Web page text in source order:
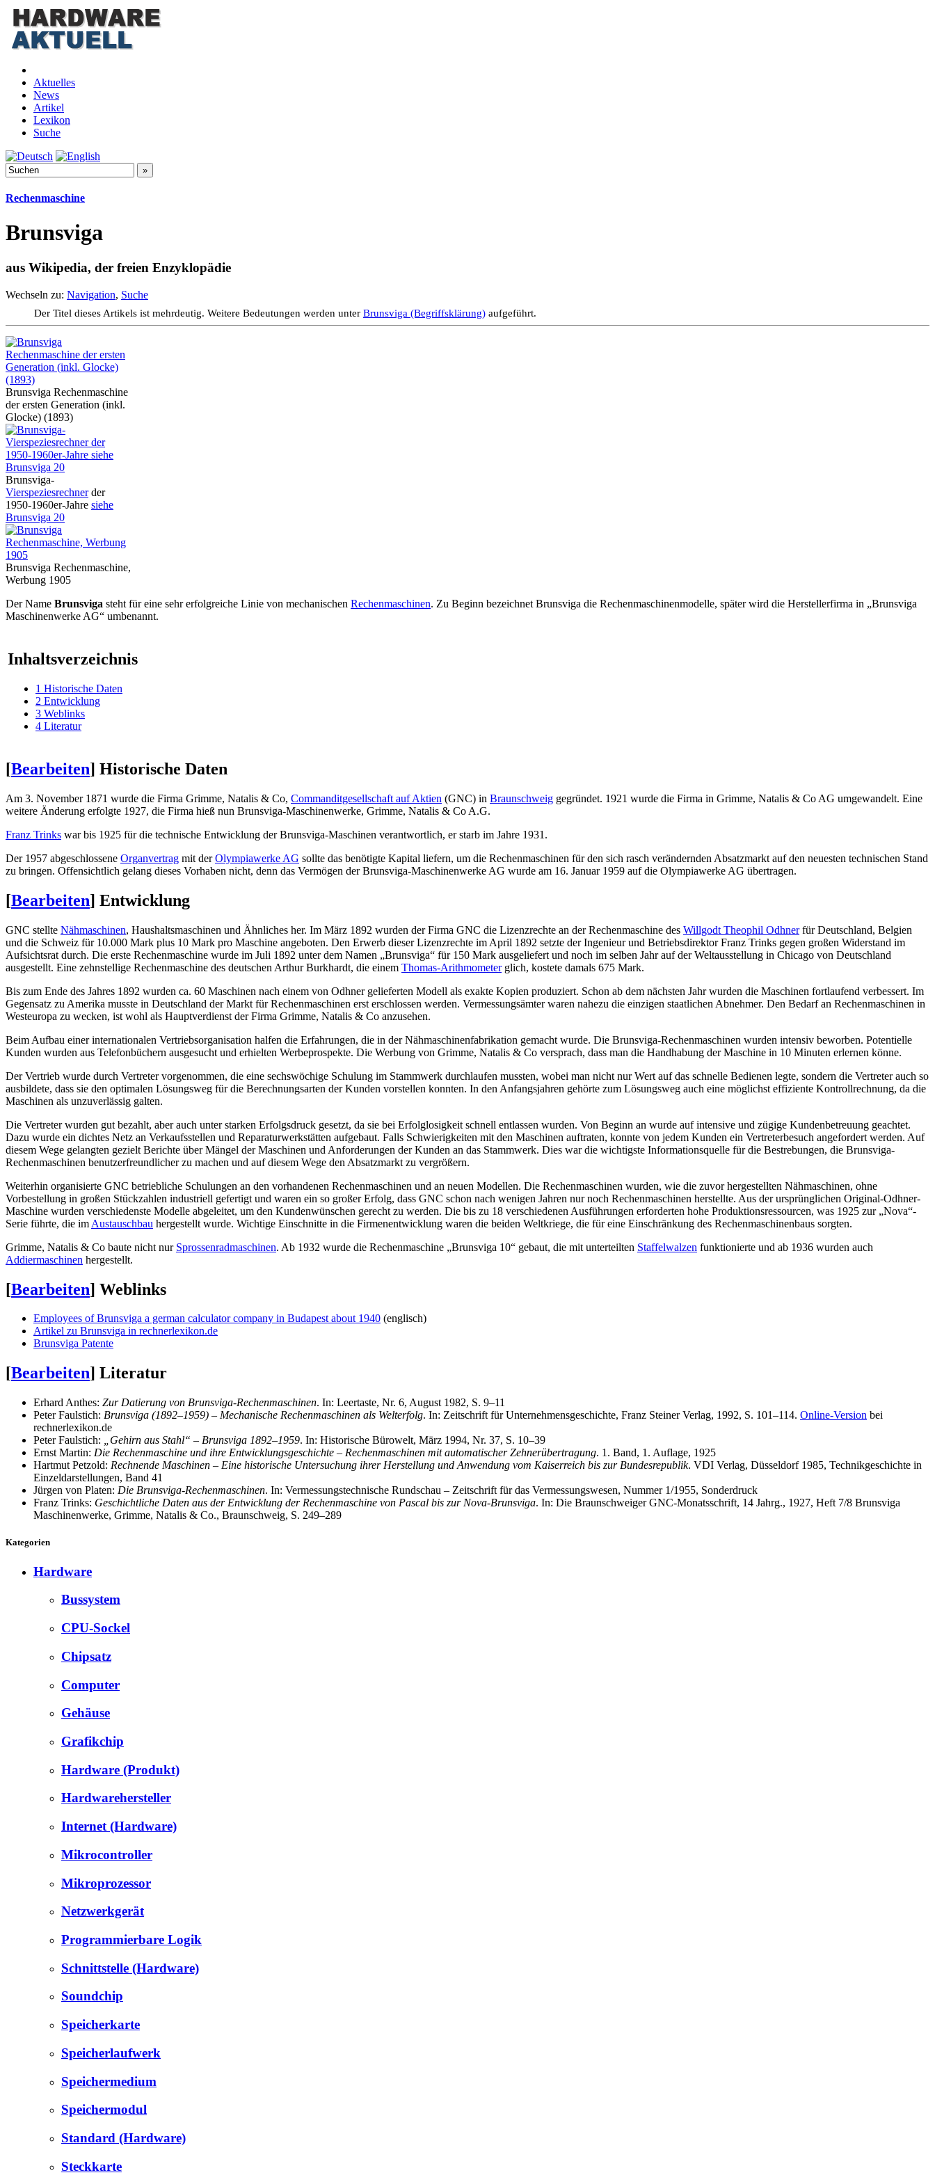
Aktuelles
News
Artikel
Lexikon
Suche
Rechenmaschine
Brunsviga
aus Wikipedia, der freien Enzyklopädie
Wechseln zu: Navigation, Suche
Der Titel dieses Artikels ist mehrdeutig. Weitere Bedeutungen werden unter Brunsviga (Begriffsklärung) aufgeführt.
Brunsviga Rechenmaschine
der ersten Generation (inkl.
Glocke) (1893)
Brunsviga-
Vierspeziesrechnerder
1950-1960er-Jahre siehe
Brunsviga 20
Brunsviga Rechenmaschine,
Werbung 1905
Der Name Brunsviga steht für eine sehr erfolgreiche Linie von mechanischen Rechenmaschinen. Zu Beginn bezeichnet Brunsviga die Rechenmaschinenmodelle, später wird die Herstellerfirma in „Brunsviga
Maschinenwerke AG“ umbenannt.
Inhaltsverzeichnis
1 Historische Daten
2 Entwicklung
3 Weblinks
4 Literatur
[Bearbeiten] Historische Daten
Am 3. November 1871 wurde die Firma Grimme, Natalis & Co, Commanditgesellschaft auf Aktien (GNC) in Braunschweig gegründet. 1921 wurde die Firma in Grimme, Natalis & Co AG umgewandelt. Eine
weitere Änderung erfolgte 1927, die Firma hieß nun Brunsviga-Maschinenwerke, Grimme, Natalis & Co A.G.
Franz Trinks war bis 1925 für die technische Entwicklung der Brunsviga-Maschinen verantwortlich, er starb im Jahre 1931.
Der 1957 abgeschlossene Organvertrag mit derOlympiawerke AG sollte das benötigte Kapital liefern, um die Rechenmaschinen für den sich rasch verändernden Absatzmarkt auf den neuesten technischen Stand
zu bringen. Offensichtlich gelang dieses Vorhaben nicht, denn das Vermögen der Brunsviga-Maschinenwerke AG wurde am 16. Januar 1959 auf die Olympiawerke AG übertragen.
[Bearbeiten] Entwicklung
GNC stellte Nähmaschinen, Haushaltsmaschinen und Ähnliches her. Im März 1892 wurden der Firma GNC die Lizenzrechte an der Rechenmaschine des Willgodt Theophil Odhnerfür Deutschland, Belgien
und die Schweiz für 10.000 Mark plus 10 Mark pro Maschine angeboten. Den Erwerb dieser Lizenzrechte im April 1892 setzte der Ingenieur und Betriebsdirektor Franz Trinks gegen großen Widerstand im
Aufsichtsrat durch. Die erste Rechenmaschine wurde im Juli 1892 unter dem Namen „Brunsviga“ für 150 Mark ausgeliefert und noch im selben Jahr auf der Weltausstellung in Chicago von Deutschland
ausgestellt. Eine zehnstellige Rechenmaschine des deutschen Arthur Burkhardt, die einem Thomas-Arithmometerglich, kostete damals 675 Mark.
Bis zum Ende des Jahres 1892 wurden ca. 60 Maschinen nach einem von Odhner gelieferten Modell als exakte Kopien produziert. Schon ab dem nächsten Jahr wurden die Maschinen fortlaufend verbessert. Im
Gegensatz zu Amerika musste in Deutschland der Markt für Rechenmaschinen erst erschlossen werden. Vermessungsämter waren nahezu die einzigen staatlichen Abnehmer. Den Bedarf an Rechenmaschinen in
Westeuropa zu wecken, ist wohl als Hauptverdienst der Firma Grimme, Natalis & Co anzusehen.
Beim Aufbau einer internationalen Vertriebsorganisation halfen die Erfahrungen, die in der Nähmaschinenfabrikation gemacht wurde. Die Brunsviga-Rechenmaschinen wurden intensiv beworben. Potentielle
Kunden wurden aus Telefonbüchern ausgesucht und erhielten Werbeprospekte. Die Werbung von Grimme, Natalis & Co versprach, dass man die Handhabung der Maschine in 10 Minuten erlernen könne.
Der Vertrieb wurde durch Vertreter vorgenommen, die eine sechswöchige Schulung im Stammwerk durchlaufen mussten, wobei man nicht nur Wert auf das schnelle Bedienen legte, sondern die Vertreter auch so
ausbildete, dass sie den optimalen Lösungsweg für die Berechnungsarten der Kunden vorstellen konnten. In den Anfangsjahren gehörte zum Lösungsweg auch eine möglichst effiziente Kontrollrechnung, da die
Maschinen als unzuverlässig galten.
Die Vertreter wurden gut bezahlt, aber auch unter starken Erfolgsdruck gesetzt, da sie bei Erfolglosigkeit schnell entlassen wurden. Von Beginn an wurde auf intensive und zügige Kundenbetreuung geachtet.
Dazu wurde ein dichtes Netz an Verkaufsstellen und Reparaturwerkstätten aufgebaut. Falls Schwierigkeiten mit den Maschinen auftraten, konnte von jedem Kunden ein Vertreterbesuch angefordert werden. Auf
diesem Wege gelangten gezielt Berichte über Mängel der Maschinen und Anforderungen der Kunden an das Stammwerk. Dies war die wichtigste Informationsquelle für die Bestrebungen, die Brunsviga-
Rechenmaschinen benutzerfreundlicher zu machen und auf diesem Wege den Absatzmarkt zu vergrößern.
Weiterhin organisierte GNC betriebliche Schulungen an den vorhandenen Rechenmaschinen und an neuen Modellen. Die Rechenmaschinen wurden, wie die zuvor hergestellten Nähmaschinen, ohne
Vorbestellung in großen Stückzahlen industriell gefertigt und waren ein so großer Erfolg, dass GNC schon nach wenigen Jahren nur noch Rechenmaschinen herstellte. Aus der ursprünglichen Original-Odhner-
Maschine wurden verschiedenste Modelle abgeleitet, um den Kundenwünschen gerecht zu werden. Die bis zu 18 verschiedenen Ausführungen erforderten hohe Produktionsressourcen, was 1925 zur „Nova“-
Serie führte, die im Austauschbau hergestellt wurde. Wichtige Einschnitte in die Firmenentwicklung waren die beiden Weltkriege, die für eine Einschränkung des Rechenmaschinenbaus sorgten.
Grimme, Natalis & Co baute nicht nur Sprossenradmaschinen. Ab 1932 wurde die Rechenmaschine „Brunsviga 10“ gebaut, die mit unterteilten Staffelwalzen funktionierte und ab 1936 wurden auch
Addiermaschinen hergestellt.
[Bearbeiten] Weblinks
Employees of Brunsviga a german calculator company in Budapest about 1940 (englisch)
Artikel zu Brunsviga in rechnerlexikon.de
Brunsviga Patente
[Bearbeiten] Literatur
Erhard Anthes: Zur Datierung von Brunsviga-Rechenmaschinen. In: Leertaste, Nr. 6, August 1982, S. 9–11
Peter Faulstich: Brunsviga (1892–1959) – Mechanische Rechenmaschinen als Welterfolg. In: Zeitschrift für Unternehmensgeschichte, Franz Steiner Verlag, 1992, S. 101–114. Online-Version bei
rechnerlexikon.de
Peter Faulstich:
„Gehirn aus Stahl“ – Brunsviga 1892–1959. In: Historische Bürowelt, März 1994, Nr. 37, S. 10–39
Ernst Martin: Die Rechenmaschine und ihre Entwicklungsgeschichte – Rechenmaschinen mit automatischer Zehnerübertragung. 1. Band, 1. Auflage, 1925
Hartmut Petzold: Rechnende Maschinen – Eine historische Untersuchung ihrer Herstellung und Anwendung vom Kaiserreich bis zur Bundesrepublik. VDI Verlag, Düsseldorf 1985, Technikgeschichte in
Einzeldarstellungen, Band 41
Jürgen von Platen: Die Brunsviga-Rechenmaschinen. In: Vermessungstechnische Rundschau – Zeitschrift für das Vermessungswesen, Nummer 1/1955, Sonderdruck
Franz Trinks: Geschichtliche Daten aus der Entwicklung der Rechenmaschine von Pascal bis zur Nova-Brunsviga. In: Die Braunschweiger GNC-Monatsschrift, 14 Jahrg., 1927, Heft 7/8 Brunsviga
Maschinenwerke, Grimme, Natalis & Co., Braunschweig, S. 249–289
Kategorien
Hardware
Bussystem
CPU-Sockel
Chipsatz
Computer
Gehäuse
Grafikchip
Hardware (Produkt)
Hardwarehersteller
Internet (Hardware)
Mikrocontroller
Mikroprozessor
Netzwerkgerät
Programmierbare Logik
Schnittstelle (Hardware)
Soundchip
Speicherkarte
Speicherlaufwerk
Speichermedium
Speichermodul
Standard (Hardware)
Steckkarte